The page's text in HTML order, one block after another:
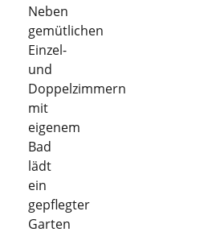
Neben
gemütlichen
Einzel-
und
Doppelzimmern
mit
eigenem
Bad
lädt
ein
gepflegter
Garten